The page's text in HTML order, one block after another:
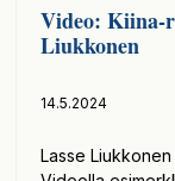
Video: Kiina-
Liukkonen
14.5.2024
Lasse